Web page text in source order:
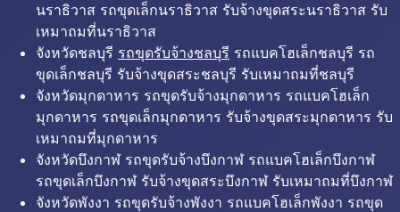
นราธิวาส รถขุดเล็กนราธิวาส รับจ้างขุดสระนราธิวาส รับ
เหมาถมที่นราธิวาส
จังหวัดชลบุรี รถขุดรับจ้างชลบุรี รถแบคโฮเล็กชลบุรี รถ
ขุดเล็กชลบุรี รับจ้างขุดสระชลบุรี รับเหมาถมที่ชลบุรี
จังหวัดมุกดาหาร รถขุดรับจ้างมุกดาหาร รถแบคโฮเล็ก
มุกดาหาร รถขุดเล็กมุกดาหาร รับจ้างขุดสระมุกดาหาร รับ
เหมาถมที่มุกดาหาร
จังหวัดบึงกาฬ รถขุดรับจ้างบึงกาฬ รถแบคโฮเล็กบึงกาฬ
รถขุดเล็กบึงกาฬ รับจ้างขุดสระบึงกาฬ รับเหมาถมที่บึงกาฬ
จังหวัดพังงา รถขุดรับจ้างพังงา รถแบคโฮเล็กพังงา รถขุด